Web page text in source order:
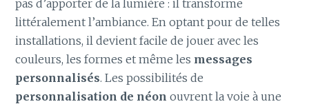
pas d’apporter de la lumière : il transforme
littéralement l’ambiance. En optant pour de telles
installations, il devient facile de jouer avec les
couleurs, les formes et même les messages
personnalisés. Les possibilités de
personnalisation de néon ouvrent la voie à une